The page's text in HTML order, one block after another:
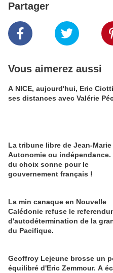
Partager
Vous aimerez aussi
A NICE, aujourd'hui, Eric
ses distances avec Valérie
La tribune libre de Jean-Marie
Autonomie ou indépendance.
du choix sonne pour le
gouvernement français !
La min canaque en Nouvelle
Calédonie refuse le
d'autodétermination de la
du Pacifique.
Geoffroy Lejeune brosse un
équilibré d'Eric Zemmour. A